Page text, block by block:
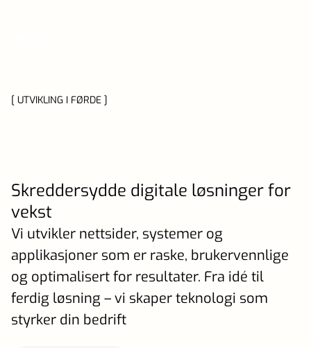
[ UTVIKLING I FØRDE ]
Skreddersydde digitale løsninger for
vekst
Vi utvikler nettsider, systemer og
applikasjoner som er raske, brukervennlige
og optimalisert for resultater. Fra idé til
ferdig løsning – vi skaper teknologi som
styrker din bedrift